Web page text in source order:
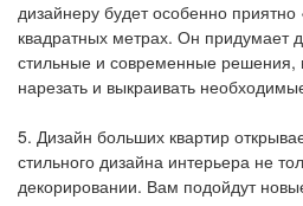
дизайнеру будет особенно
квадратных метрах. Он придумает
стильные и современные решения,
нарезать и выкраивать
5. Дизайн больших квартир
стильного дизайна интерьера не
декорировании. Вам подойдут